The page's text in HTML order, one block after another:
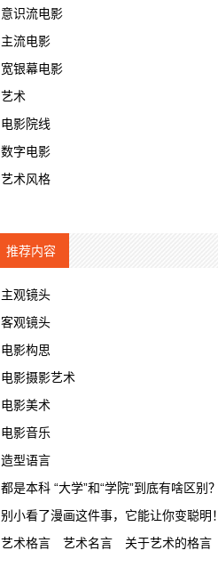
意识流电影
主流电影
宽银幕电影
艺术
电影院线
数字电影
艺术风格
推荐内容
主观镜头
客观镜头
电影构思
电影摄影艺术
电影美术
电影音乐
造型语言
都是本科 “大学”和“学院”到底有啥区别？
别小看了漫画这件事，它能让你变聪明！
艺术格言 艺术名言 关于艺术的格言